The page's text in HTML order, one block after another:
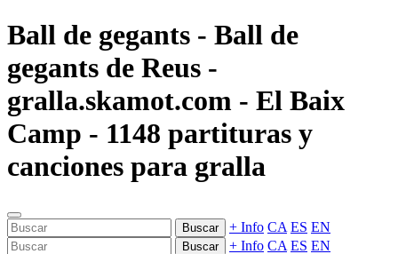
Ball de gegants - Ball de
gegants de Reus -
gralla.skamot.com - El Baix
Camp - 1148 partituras y
canciones para gralla
Buscar + Info CA ES EN
Buscar + Info CA ES EN